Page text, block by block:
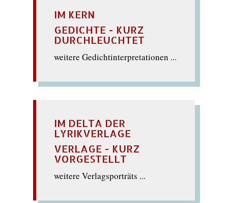
IM KERN
GEDICHTE - KURZ
DURCHLEUCHTET
weitere Gedichtinterpretationen ...
IM DELTA DER
LYRIKVERLAGE
VERLAGE - KURZ
VORGESTELLT
weitere Verlagsporträts ...